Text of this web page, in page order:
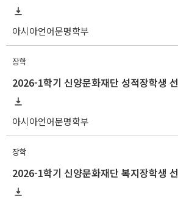
아시아언어문명학부
장학
아시아언어문명학부
장학